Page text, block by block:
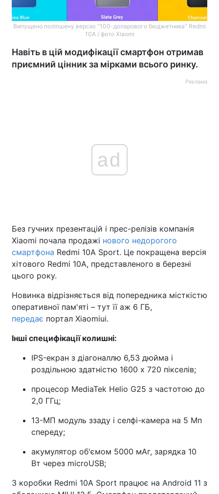
Випущено поліпшену версію "100-доларового бюджетника" Redmi
10A / фото Xiaomi
Навіть в цій модифікації смартфон отримав
приємний цінник за мірками всього ринку.
Реклама
ad
Без гучних презентацій і прес-релізів компанія
Xiaomi почала продажі нового недорогого
смартфона Redmi 10A Sport. Це покращена версія
хітового Redmi 10A, представленого в березні
цього року.
Новинка відрізняється від попередника місткістю
оперативної пам'яті – тут її аж 6 ГБ,
передає портал Xiaomiui.
Інші специфікації колишні:
IPS-екран з діагоналлю 6,53 дюйма і
роздільною здатністю 1600 х 720 пікселів;
процесор MediaTek Helio G25 з частотою до
2,0 ГГц;
13-МП модуль ззаду і селфі-камера на 5 Мп
спереду;
акумулятор об'ємом 5000 мАг, зарядка 10
Вт через microUSB;
З коробки Redmi 10A Sport працює на Android 11 з